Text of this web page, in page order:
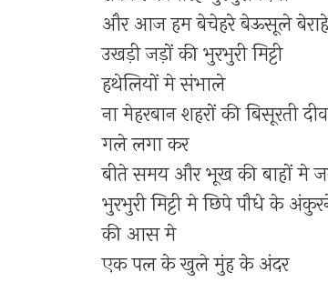
और आज हम बेचेहरे बेऊसूले बेराहे
उखड़ी जड़ों की भुरभुरी मिट्टी
हथेलियों मे संभाले
ना मेहरबान शहरों की बिसूरती
गले लगा कर
बीते समय और भूख की बाहों मे
भुरभुरी मिट्टी मे छिपे पौधे के
की आस मे
एक पल के खुले मुंह के अंदर